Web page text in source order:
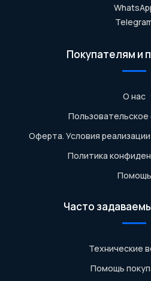
Покупателям и
О нас
Пользовательское
Оферта. Условия
Политика
Помощь
Часто
Технические
Помощь